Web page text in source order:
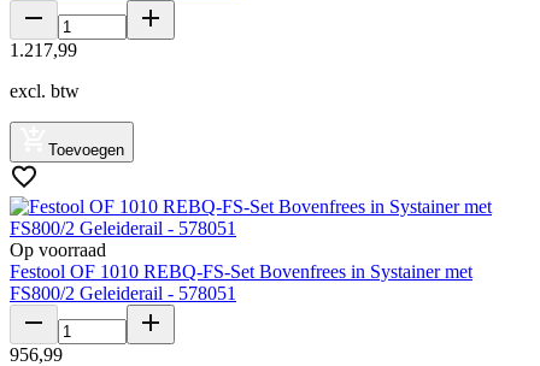
1 .217,99
excl. btw
Toevoegen
Op voorraad
Festool OF 1010 REBQ-FS-Set Bovenfrees in Systainer met
FS800/2 Geleiderail - 578051
956,99